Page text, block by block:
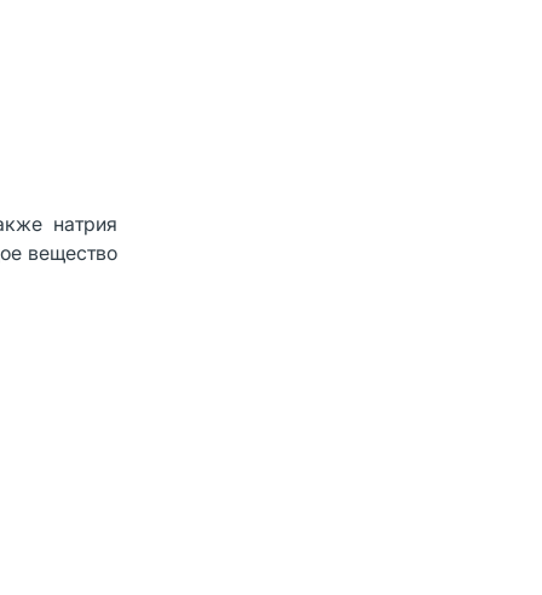
натрия
вещество